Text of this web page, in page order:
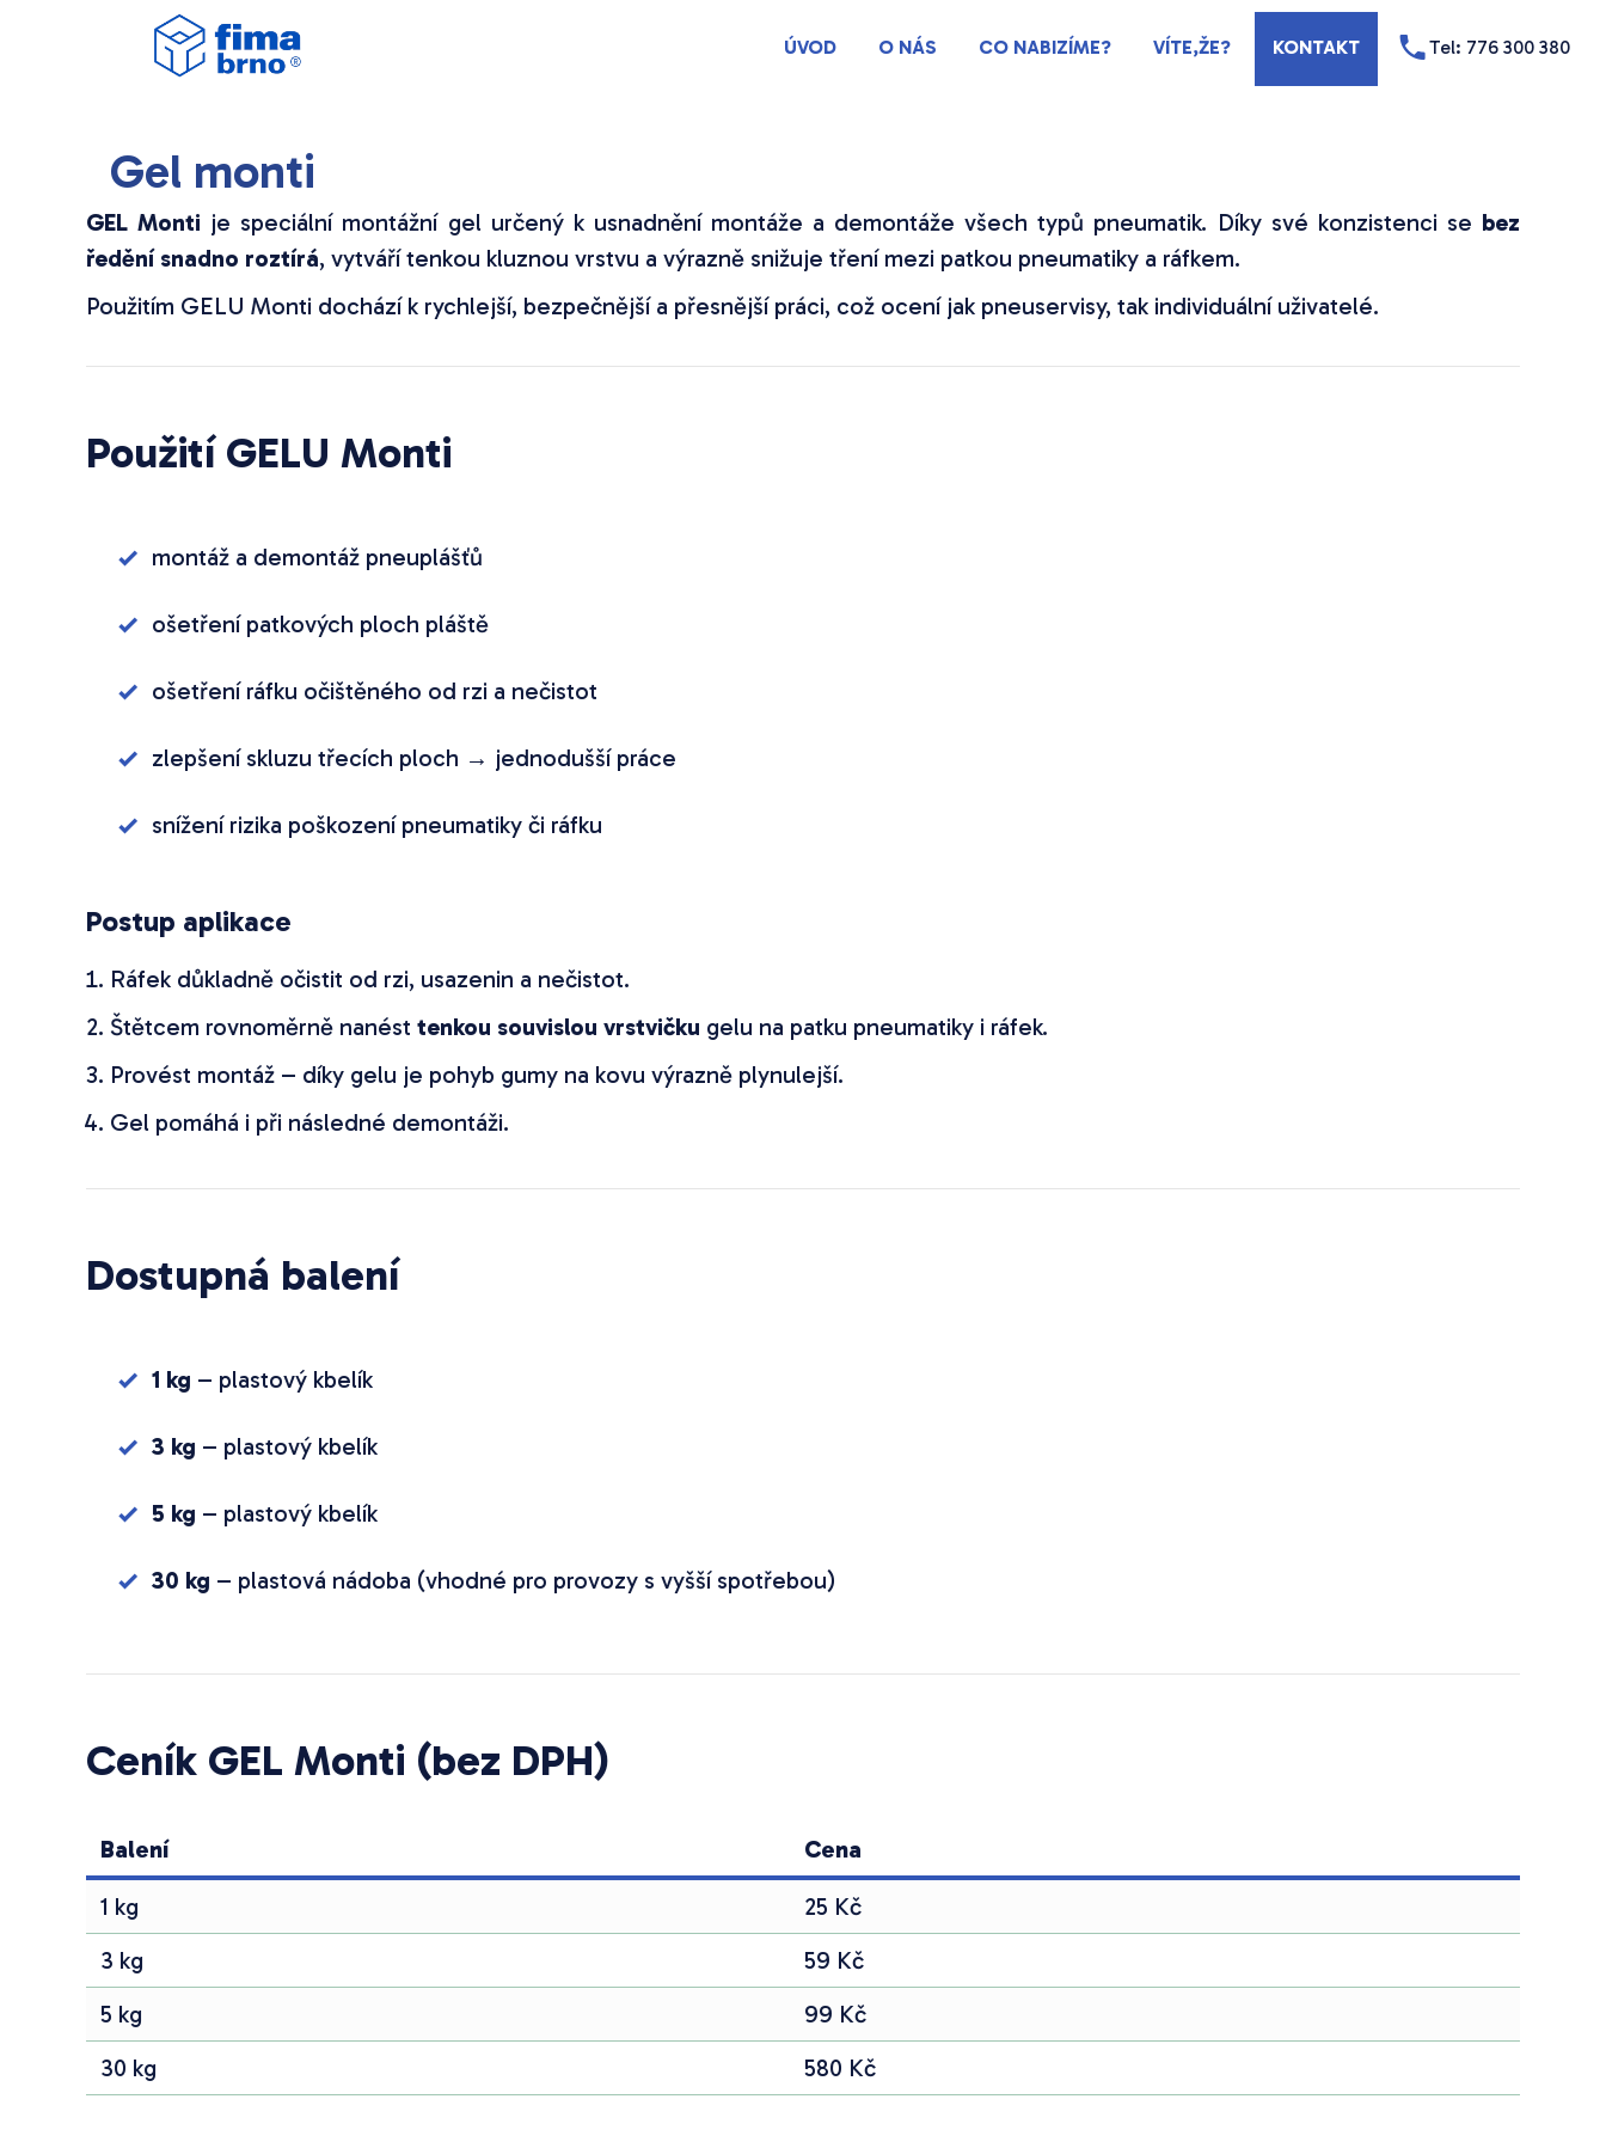
ÚVOD O NÁS CO NABIZÍME? VÍTE,ŽE? KONTAKT Tel: 776 300 380
Gel monti
GEL Monti je speciální montážní gel určený k usnadnění montáže a demontáže všech typů pneumatik. Díky své konzistenci se bez
ředění snadno roztírá, vytváří tenkou kluznou vrstvu a výrazně snižuje tření mezi patkou pneumatiky a ráfkem.
Použitím GELU Monti dochází k rychlejší, bezpečnější a přesnější práci, což ocení jak pneuservisy, tak individuální uživatelé.
Použití GELU Monti
montáž a demontáž pneuplášťů
ošetření patkových ploch pláště
ošetření ráfku očištěného od rzi a nečistot
zlepšení skluzu třecích ploch → jednodušší práce
snížení rizika poškození pneumatiky či ráfku
Postup aplikace
Ráfek důkladně očistit od rzi, usazenin a nečistot.
Štětcem rovnoměrně nanést tenkou souvislou vrstvičku gelu na patku pneumatiky i ráfek.
Provést montáž – díky gelu je pohyb gumy na kovu výrazně plynulejší.
Gel pomáhá i při následné demontáži.
Dostupná balení
1 kg – plastový kbelík
3 kg – plastový kbelík
5 kg – plastový kbelík
30 kg – plastová nádoba (vhodné pro provozy s vyšší spotřebou)
Ceník GEL Monti (bez DPH)
Balení
Cena
1 kg
25 Kč
3 kg
59 Kč
5 kg
99 Kč
30 kg
580 Kč